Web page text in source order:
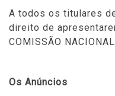
A todos os titulares
direito de
COMISSÃO
Os Anúncios